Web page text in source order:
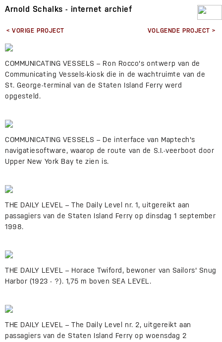
Arnold Schalks - internet archief
< VORIGE PROJECT VOLGENDE PROJECT >
COMMUNICATING VESSELS – Ron Rocco's ontwerp van de
Communicating Vessels-kiosk die in de wachtruimte van de
St. George-terminal van de Staten Island Ferry werd
opgesteld.
COMMUNICATING VESSELS – De interface van Maptech's
navigatiesoftware, waarop de route van de S.I.-veerboot door
Upper New York Bay te zien is.
THE DAILY LEVEL – The Daily Level nr. 1, uitgereikt aan
passagiers van de Staten Island Ferry op dinsdag 1 september
1998.
THE DAILY LEVEL – Horace Twiford, bewoner van Sailors' Snug
Harbor (1923 - ?). 1,75 m boven SEA LEVEL.
THE DAILY LEVEL – The Daily Level nr. 2, uitgereikt aan
passagiers van de Staten Island Ferry op woensdag 2